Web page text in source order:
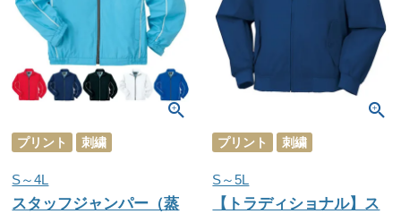
プリント 刺繍
S～4L
スタッフジャンパー（蒸
プリント 刺繍
S～5L
【トラディショナル】ス